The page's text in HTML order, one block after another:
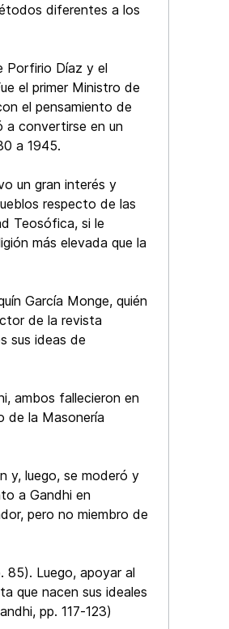
diferentes a los
Porfirio Díaz y el
el primer Ministro de
el pensamiento de
a convertirse en un
a 1945.
un gran interés y
respecto de las
Teosófica, si le
más elevada que la
García Monge, quién
de la revista
sus ideas de
ambos fallecieron en
de la Masonería
y, luego, se moderó y
a Gandhi en
pero no miembro de
85). Luego, apoyar al
que nacen sus ideales
pp. 117-123)